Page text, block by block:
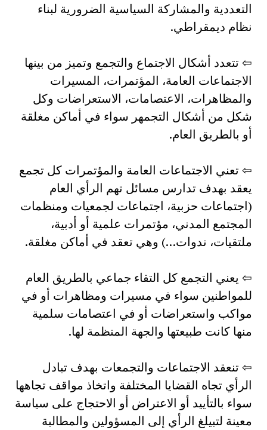
التعددية والمشاركة السياسية الضرورية لبناء
نظام ديمقراطي.
⇦ تتعدد أشكال الاجتماع والتجمع وتميز من بينها
الاجتماعات العامة، المؤتمرات، المسيرات
والمظاهرات، الاعتصامات، الاستعراضات وكل
شكل من أشكال التجمهر سواء في أماكن مغلقة
أو بالطريق العام.
⇦ تعني الاجتماعات العامة والمؤتمرات كل تجمع
يعقد بهدف تدارس مسائل تهم الرأي العام
(اجتماعات حزبية، اجتماعات لجمعيات ومنظمات
المجتمع المدني، مؤتمرات علمية أو أدبية،
ملتقيات، ندوات…) وهي تعقد في أماكن مغلقة.
⇦ يعني التجمع كل التقاء جماعي بالطريق العام
للمواطنين سواء في مسيرات ومظاهرات أو في
مواكب واستعراضات أو في اعتصامات سلمية
منها كانت طبيعتها والجهة المنظمة لها.
⇦ تنعقد الاجتماعات والتجمعات بهدف تبادل
الرأي تجاه القضايا المختلفة واتخاذ مواقف تجاهها
سواء بالتأييد أو الاعتراض أو الاحتجاج على سياسة
معينة لتبيلغ الرأي إلى المسؤولين والمطالبة